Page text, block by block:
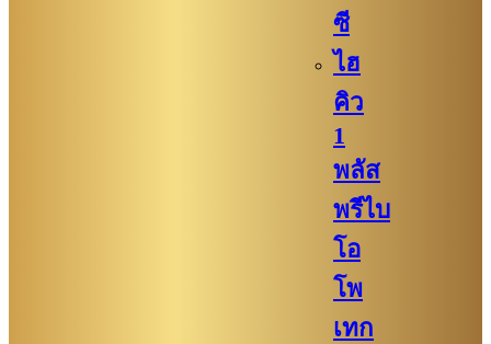
ซี
ไฮ
คิว​
1
พลัส
พรีไบ
โอ
โพ
เทก